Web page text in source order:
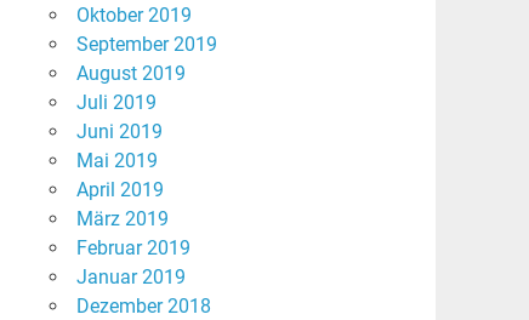
Oktober 2019
September 2019
August 2019
Juli 2019
Juni 2019
Mai 2019
April 2019
März 2019
Februar 2019
Januar 2019
Dezember 2018